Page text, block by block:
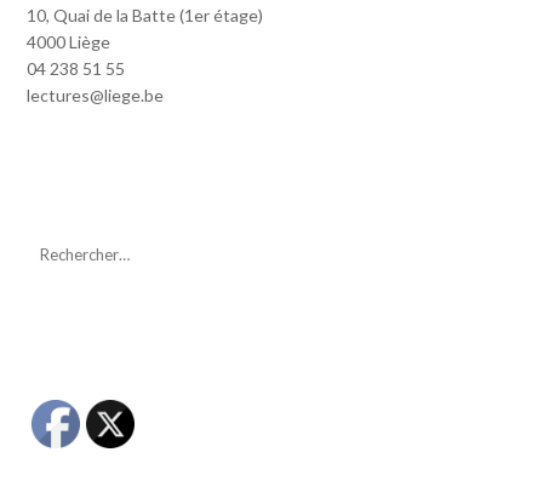
10, Quai de la Batte (1er étage)
4000 Liège
04 238 51 55
lectures@liege.be